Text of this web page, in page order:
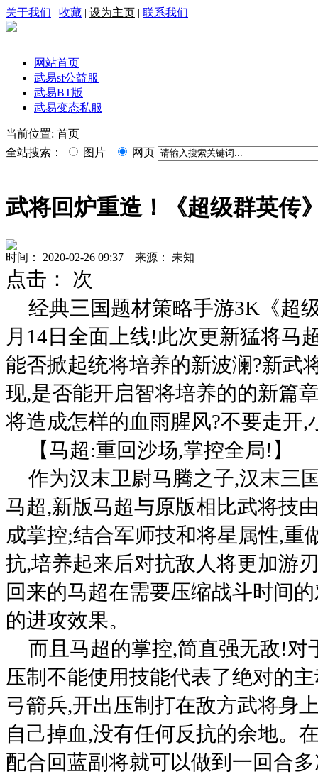
关于我们 | 收藏 | 设为主页 | 联系我们
网站首页
武易sf公益服
武易BT版
武易变态私服
当前位置: 首页
全站搜索：
图片 网页
武将回炉重造！《超级群英传
时间： 2020-02-26 09:37 来源： 未知
点击：
次
经典三国题材策略手游3K《超
月14日全面上线!此次更新猛将马
能否掀起统将培养的新波澜?新武
现,是否能开启智将培养的的新篇
将造成怎样的血雨腥风?不要走开
【马超:重回沙场,掌控全局!】
作为汉末卫尉马腾之子,汉末三
马超,新版马超与原版相比武将技
成掌控;结合军师技和将星属性,重
抗,培养起来后对抗敌人将更加游
回来的马超在需要压缩战斗时间
的进攻效果。
而且马超的掌控,简直强无敌!对
压制不能使用技能代表了绝对的
弓箭兵,开出压制打在敌方武将身
自己掉血,没有任何反抗的余地。
配合回蓝副将就可以做到一回合